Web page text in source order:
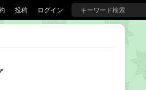
投稿 ログイン